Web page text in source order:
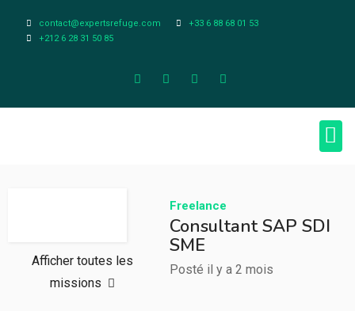
contact@expertsrefuge.com
+33 6 88 68 01 53
+212 6 28 31 50 85
Afficher toutes les
missions
Freelance
Consultant SAP SDI
SME
Posté il y a 2 mois